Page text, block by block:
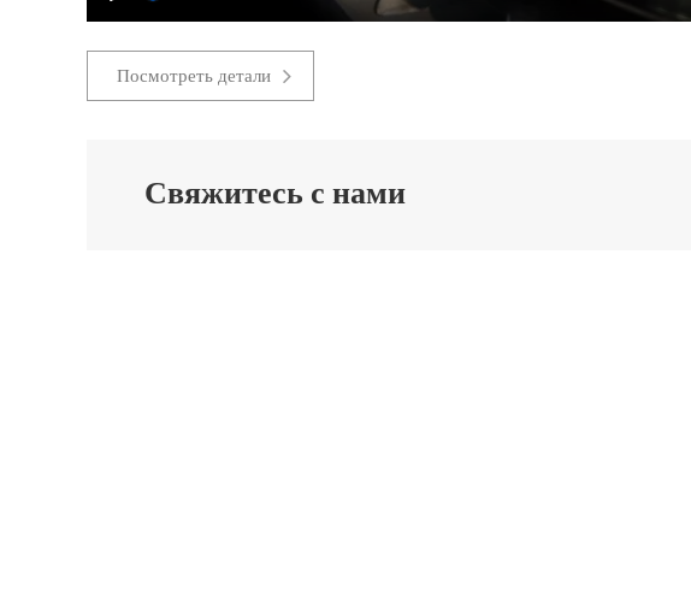
Посмотреть детали
Свяжитесь с нами